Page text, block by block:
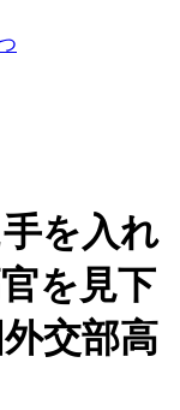
を入れ
を見下
交部高